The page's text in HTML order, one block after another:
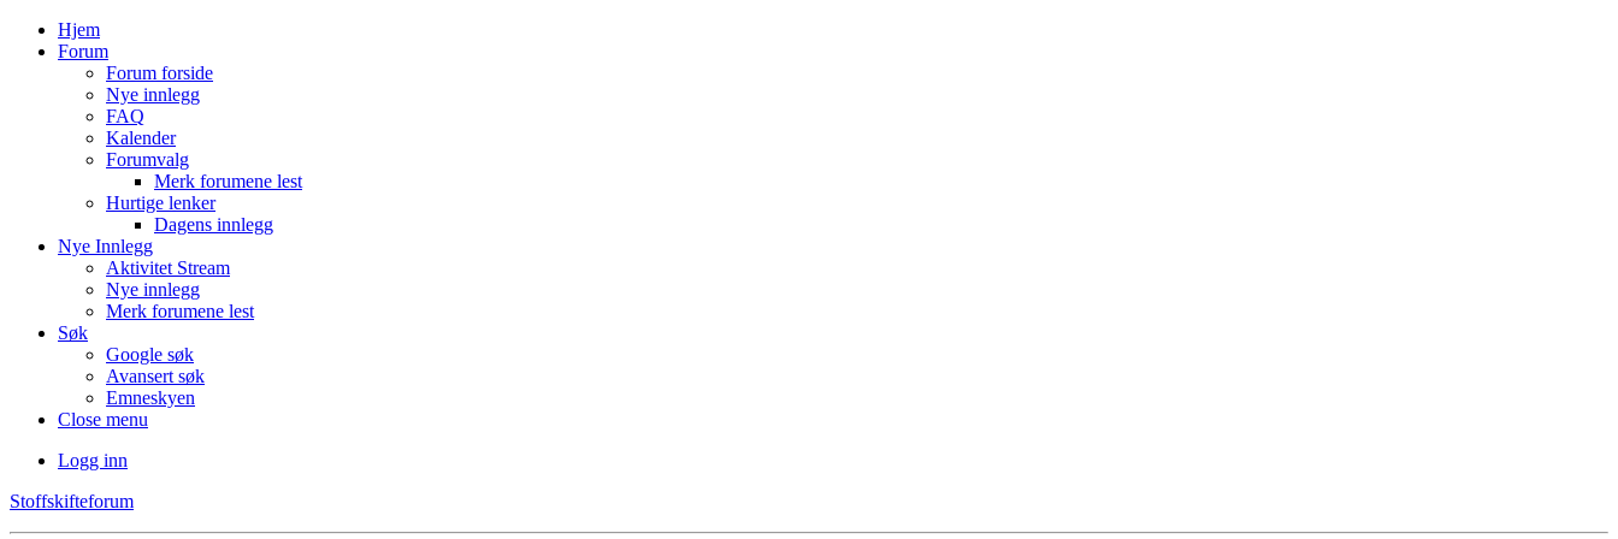
Hjem
Forum
Forum forside
Nye innlegg
FAQ
Kalender
Forumvalg
Merk forumene lest
Hurtige lenker
Dagens innlegg
Nye Innlegg
Aktivitet Stream
Nye innlegg
Merk forumene lest
Søk
Google søk
Avansert søk
Emneskyen
Close menu
Logg inn
Stoffskifteforum